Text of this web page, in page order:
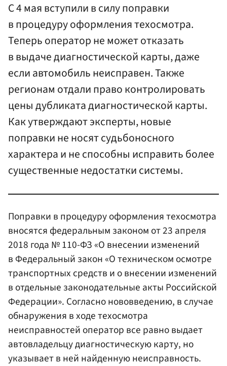
С 4 мая вступили в силу поправки
в процедуру оформления техосмотра.
Теперь оператор не может отказать
в выдаче диагностической карты, даже
если автомобиль неисправен. Также
регионам отдали право контролировать
цены дубликата диагностической карты.
Как утверждают эксперты, новые
поправки не носят судьбоносного
характера и не способны исправить более
существенные недостатки системы.
Поправки в процедуру оформления техосмотра
вносятся федеральным законом от 23 апреля
2018 года № 110-ФЗ «О внесении изменений
в Федеральный закон «О техническом осмотре
транспортных средств и о внесении изменений
в отдельные законодательные акты Российской
Федерации». Согласно нововведению, в случае
обнаружения в ходе техосмотра
неисправностей оператор все равно выдает
автовладельцу диагностическую карту, но
указывает в ней найденную неисправность.